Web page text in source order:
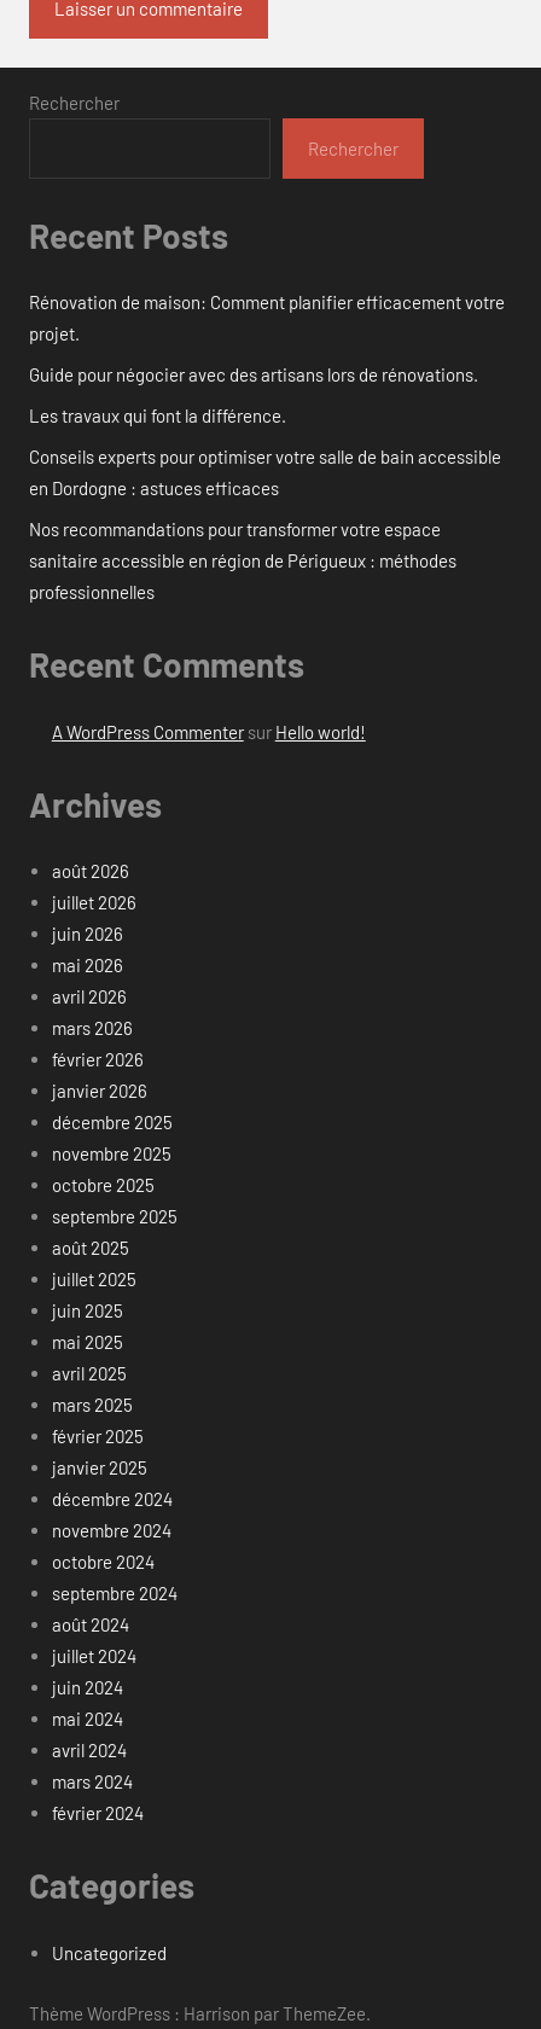
Rechercher
Rechercher
Recent Posts
Rénovation de maison: Comment planifier efficacement votre
projet.
Guide pour négocier avec des artisans lors de rénovations.
Les travaux qui font la différence.
Conseils experts pour optimiser votre salle de bain accessible
en Dordogne : astuces efficaces
Nos recommandations pour transformer votre espace
sanitaire accessible en région de Périgueux : méthodes
professionnelles
Recent Comments
A WordPress Commentersur Hello world!
Archives
août 2026
juillet 2026
juin 2026
mai 2026
avril 2026
mars 2026
février 2026
janvier 2026
décembre 2025
novembre 2025
octobre 2025
septembre 2025
août 2025
juillet 2025
juin 2025
mai 2025
avril 2025
mars 2025
février 2025
janvier 2025
décembre 2024
novembre 2024
octobre 2024
septembre 2024
août 2024
juillet 2024
juin 2024
mai 2024
avril 2024
mars 2024
février 2024
Categories
Uncategorized
Thème WordPress : Harrison par ThemeZee.